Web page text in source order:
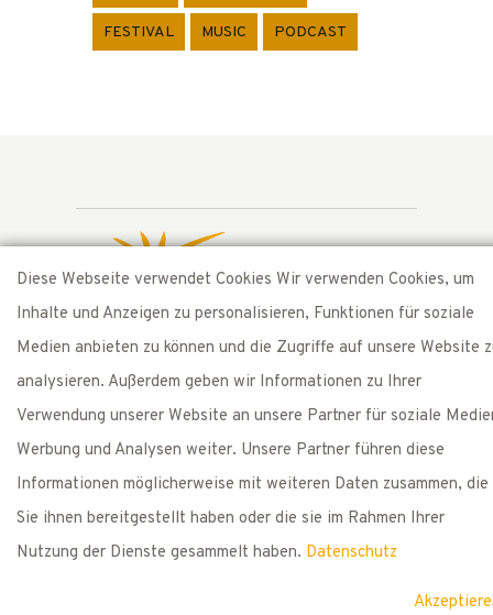
FESTIVAL MUSIC PODCAST
Bolderhof
CH-8261 Hemishofen/SH
Diese Webseite verwendet Cookies Wir verwenden Cookies, um
Inhalte und Anzeigen zu personalisieren, Funktionen für soziale
Medien anbieten zu können und die Zugriffe auf unsere Website
analysieren. Außerdem geben wir Informationen zu Ihrer
Verwendung unserer Website an unsere Partner für soziale
Werbung und Analysen weiter. Unsere Partner führen diese
Informationen möglicherweise mit weiteren Daten zusammen, die
Sie ihnen bereitgestellt haben oder die sie im Rahmen Ihrer
Nutzung der Dienste gesammelt haben. Datenschutz